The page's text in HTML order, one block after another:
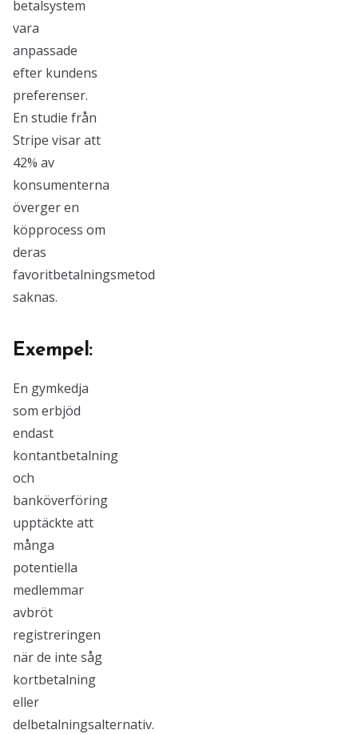
betalsystem
vara
anpassade
efter kundens
preferenser.
En studie från
Stripe visar att
42% av
konsumenterna
överger en
köpprocess om
deras
favoritbetalningsmetod
saknas.
Exempel:
En gymkedja
som erbjöd
endast
kontantbetalning
och
banköverföring
upptäckte att
många
potentiella
medlemmar
avbröt
registreringen
när de inte såg
kortbetalning
eller
delbetalningsalternativ.